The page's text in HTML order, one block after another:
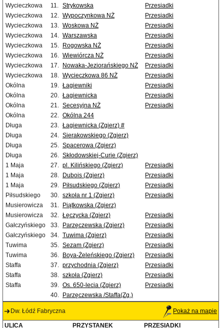
Wycieczkowa
11. Strykowska
Przesiadki
Wycieczkowa
12. Wypoczynkowa NŻ
Przesiadki
Wycieczkowa
13. Woskowa NŻ
Przesiadki
Wycieczkowa
14. Warszawska
Przesiadki
Wycieczkowa
15. Rogowska NŻ
Przesiadki
Wycieczkowa
16. Wiewiórcza NŻ
Przesiadki
Wycieczkowa
17. Nowaka-Jeziorańskiego NŻ
Przesiadki
Wycieczkowa
18. Wycieczkowa 86 NŻ
Przesiadki
Okólna
19. Łagiewniki
Przesiadki
Okólna
20. Łagiewnicka
Przesiadki
Okólna
21. Secesyjna NŻ
Przesiadki
Okólna
22. Okólna 244
Długa
23. Łagiewnicka (Zgierz) #
Długa
24. Sierakowskiego (Zgierz)
Długa
25. Spacerowa (Zgierz)
Długa
26. Skłodowskiej-Curie (Zgierz)
1 Maja
27. pl. Kilińskiego (Zgierz)
Przesiadki
1 Maja
28. Dubois (Zgierz)
Przesiadki
1 Maja
29. Piłsudskiego (Zgierz)
Przesiadki
Piłsudskiego
30. szkoła nr 1 (Zgierz)
Przesiadki
Musierowicza
31.
Piątkowska (Zgierz)
Musierowicza
32. Łęczycka (Zgierz)
Przesiadki
Gałczyńskiego
33. Parzęczewska (Zgierz)
Przesiadki
Gałczyńskiego
34. Tuwima (Zgierz)
Przesiadki
Tuwima
35. Sezam (Zgierz)
Przesiadki
Tuwima
36. Boya-Żeleńskiego (Zgierz)
Przesiadki
Staffa
37. przychodnia (Zgierz)
Przesiadki
Staffa
38. szkoła (Zgierz)
Przesiadki
Staffa
39. Os. 650-lecia (Zgierz)
Przesiadki
40.
Parzęczewska /Staffa(Zg.)
Dw. Łódź Fabryczna Pokaż na mapie
ULICA PRZYSTANEK
PRZESIADKI